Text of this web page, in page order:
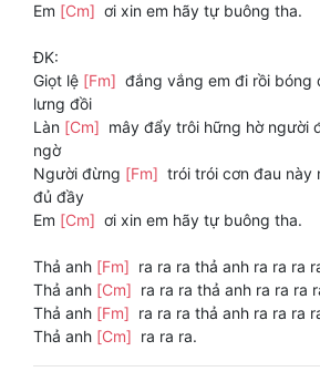
Em [Cm] ơi xin em hãy tự buông tha.
ĐK:
Giọt lệ [Fm] đắng vắng em đi rồi bóng
lưng đồi
Làn [Cm] mây đẩy trôi hững hờ người
ngờ
Người đừng [Fm] trói trói cơn đau này
đủ đầy
Em [Cm] ơi xin em hãy tự buông tha.
Thả anh [Fm] ra ra ra thả anh ra ra ra
Thả anh [Cm] ra ra ra thả anh ra ra ra
Thả anh [Fm] ra ra ra thả anh ra ra ra
Thả anh [Cm] ra ra ra.